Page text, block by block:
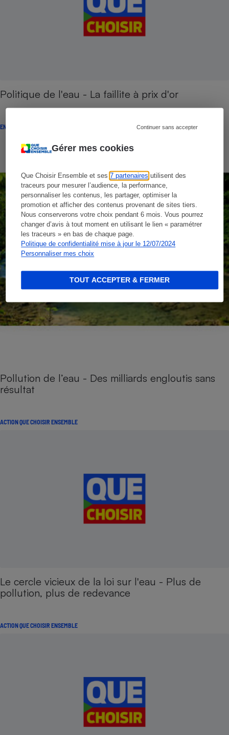
Gérer mes cookies
Que Choisir Ensemble et ses7 partenaires utilisent des
traceurs pour mesurer l’audience, la performance,
personnaliser les contenus, les partager, optimiser la
promotion et afficher des contenus provenant de sites tiers.
Nous conserverons votre choix pendant 6 mois. Vous pourrez
changer d’avis à tout moment en utilisant le lien « paramétrer
les traceurs » en bas de chaque page.
Politique de confidentialité mise à jour le 12/07/2024
Personnaliser mes choix
Continuer sans accepter
TOUT ACCEPTER & FERMER
Politique de l'eau - La faillite à prix d'or
ENQUÊTE
Pollution de l’eau - Des milliards engloutis sans
résultat
ACTION QUE CHOISIR ENSEMBLE
Le cercle vicieux de la loi sur l'eau - Plus de
pollution, plus de redevance
ACTION QUE CHOISIR ENSEMBLE